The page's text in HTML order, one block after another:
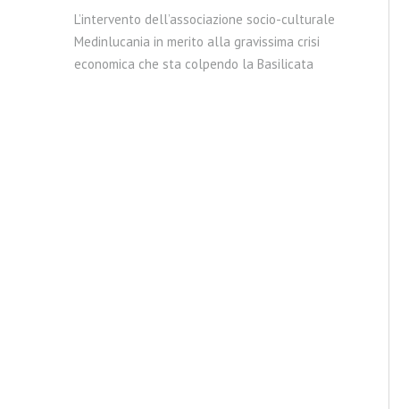
L’intervento dell’associazione socio-culturale
Medinlucania in merito alla gravissima crisi
economica che sta colpendo la Basilicata